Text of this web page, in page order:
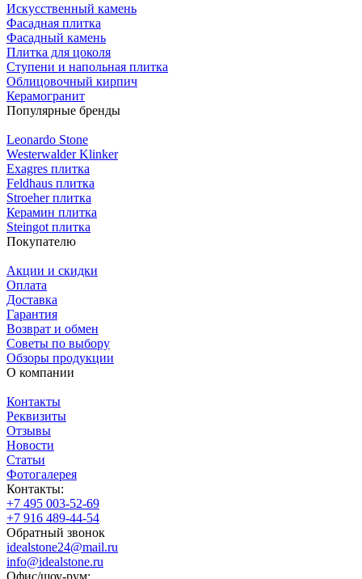
Искусственный камень
Фасадная плитка
Фасадный камень
Плитка для цоколя
Ступени и напольная плитка
Облицовочный кирпич
Керамогранит
Популярные бренды
Leonardo Stone
Westerwalder Klinker
Exagres плитка
Feldhaus плитка
Stroeher плитка
Керамин плитка
Steingot плитка
Покупателю
Акции и скидки
Оплата
Доставка
Гарантия
Возврат и обмен
Советы по выбору
Обзоры продукции
О компании
Контакты
Реквизиты
Отзывы
Новости
Статьи
Фотогалерея
Контакты:
+7 495 003-52-69
+7 916 489-44-54
Обратный звонок
idealstone24@mail.ru
info@idealstone.ru
Офис/шоу-рум: